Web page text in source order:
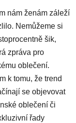
nám ženám záleží
Nemůžeme si
šik,
zpráva pro
oblečení.
k tomu, že trend
se objevovat
oblečení či
řady